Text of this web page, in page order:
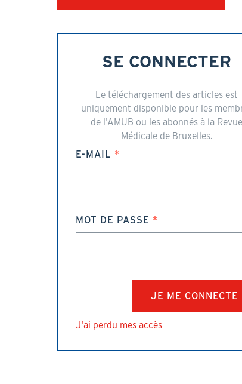
SE CONNECTER
Le téléchargement des articles est
uniquement disponible pour les
de l'AMUB ou les abonnés à la Revue
Médicale de Bruxelles.
E-MAIL
MOT DE PASSE
J'ai perdu mes accès